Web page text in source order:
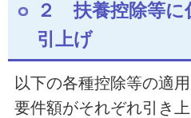
２ 扶養控除等に
引上げ
以下の各種控除等の適
要件額がそれぞれ引き上